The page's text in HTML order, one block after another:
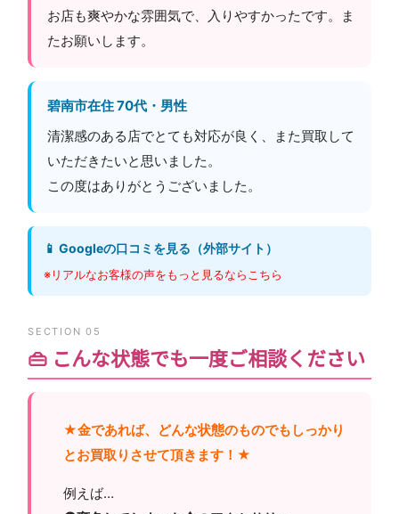
お店も爽やかな雰囲気で、入りやすかったです。ま
たお願いします。
碧南市在住 70代・男性
清潔感のある店でとても対応が良く、また買取して
いただきたいと思いました。
この度はありがとうございました。
📱 Googleの口コミを見る（外部サイト）
※リアルなお客様の声をもっと見るならこちら
SECTION 05
👜 こんな状態でも一度ご相談ください
★金であれば、どんな状態のものでもしっかり
とお買取りさせて頂きます！★
例えば…